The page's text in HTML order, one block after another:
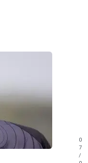
0
7
/